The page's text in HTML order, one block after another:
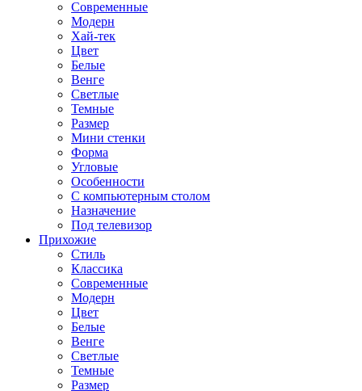
Современные
Модерн
Хай-тек
Цвет
Белые
Венге
Светлые
Темные
Размер
Мини стенки
Форма
Угловые
Особенности
С компьютерным столом
Назначение
Под телевизор
Прихожие
Стиль
Классика
Современные
Модерн
Цвет
Белые
Венге
Светлые
Темные
Размер